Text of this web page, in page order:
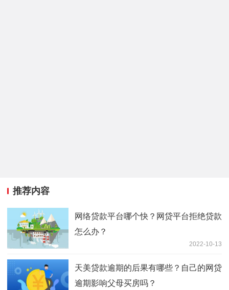
推荐内容
网络贷款平台哪个快？网贷平台拒绝贷款
怎么办？
2022-10-13
天美贷款逾期的后果有哪些？自己的网贷
逾期影响父母买房吗？